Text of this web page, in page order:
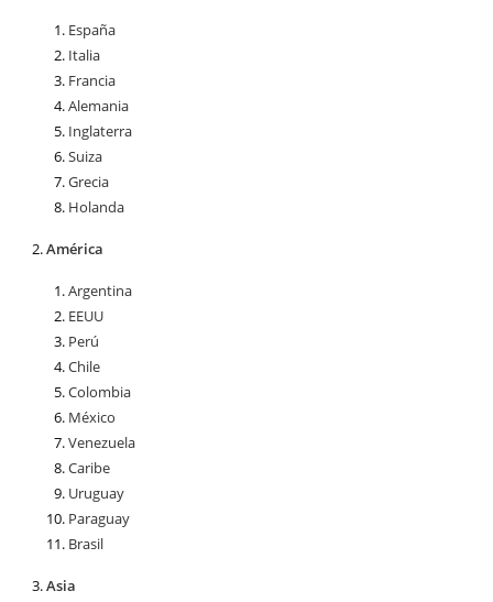
España
Italia
Francia
Alemania
Inglaterra
Suiza
Grecia
Holanda
América
Argentina
EEUU
Perú
Chile
Colombia
México
Venezuela
Caribe
Uruguay
Paraguay
Brasil
Asia